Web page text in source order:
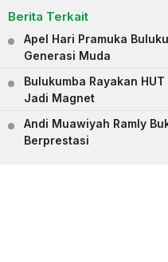
Berita Terkait
Apel Hari Pramuka
Generasi Muda
Bulukumba Rayakan
Jadi Magnet
Andi Muawiyah Ramly
Berprestasi